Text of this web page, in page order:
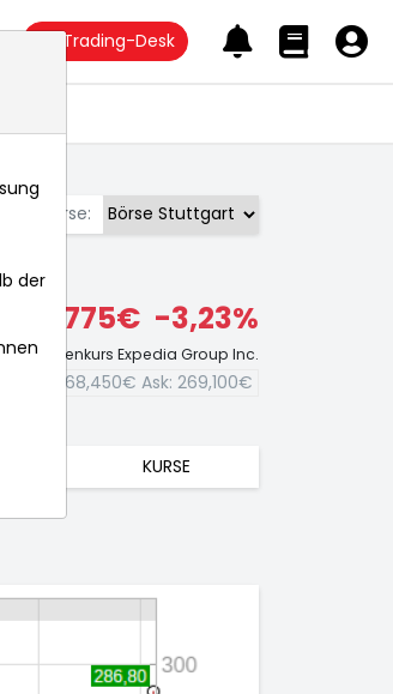
Trading-Desk
Börse:
268,775€ -3,23%
Aktienkurs Expedia Group Inc.
268,450€ Ask: 269,100€
KURSE
der